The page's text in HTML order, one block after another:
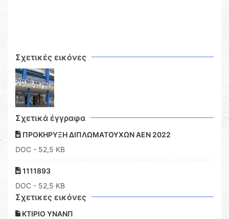
Σχετικές εικόνες
Σχετικά έγγραφα
ΠΡΟΚΗΡΥΞΗ ΔΙΠΛΩΜΑΤΟΥΧΩΝ ΑΕΝ 2022
DOC - 52,5 KB
1111893
DOC - 52,5 KB
Σχετικες εικόνες
ΚΤΙΡΙΟ ΥΝΑΝΠ